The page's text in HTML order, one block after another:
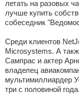
летать на разовых
лучше купить
собеседник
Среди клиентов
Microsystems. А
Сампрас и актер
владелец
мультимиллиардер
три с половиной